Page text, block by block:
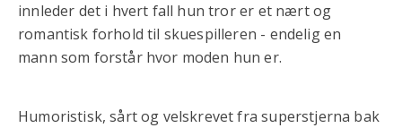
innleder det i hvert fall hun tror er et nært og
romantisk forhold til skuespilleren - endelig en
mann som forstår hvor moden hun er.
Humoristisk, sårt og velskrevet fra superstjerna bak